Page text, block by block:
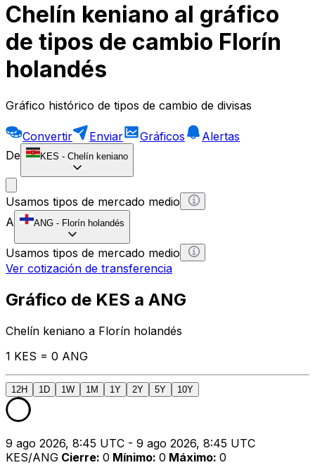
Chelín keniano al gráfico
de tipos de cambio Florín
holandés
Gráfico histórico de tipos de cambio de divisas
Convertir Enviar Gráficos
Alertas
De
KES - Chelín keniano
Usamos tipos de mercado medio
A
ANG - Florín holandés
Usamos tipos de mercado medio
Ver cotización de transferencia
Gráfico de KES a ANG
Chelín keniano a Florín holandés
1 KES = 0 ANG
12H 1D 1W 1M 1Y 2Y 5Y 10Y
9 ago 2026, 8:45 UTC - 9 ago 2026, 8:45 UTC
KES/ANG Cierre: 0 Mínimo: 0 Máximo: 0